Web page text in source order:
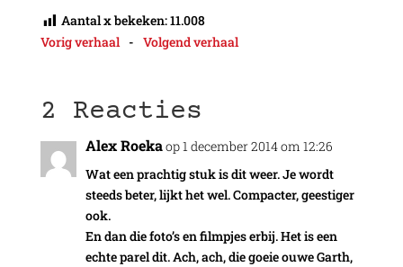
Aantal x bekeken:11.008
Vorig verhaal - Volgend verhaal
2 Reacties
Alex Roekaop 1 december 2014 om 12:26
Wat een prachtig stuk is dit weer. Je wordt
steeds beter, lijkt het wel. Compacter, geestiger
ook.
En dan die foto’s en filmpjes erbij. Het is een
echte parel dit. Ach, ach, die goeie ouwe Garth,